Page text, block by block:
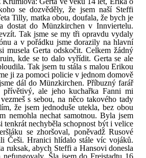
se dozvěděly, že jsem naší Steffi
Tilly, matka obou, doufala, že bych je
dostat do Münzkirchen v Innviertelu.
Tak jsme se my tři opravdu vydaly
a v pořádku jsme dorazily na hlavní
musela Gerta odskočit. Celkem žádný
kde se to dalo vyřídit. Gerta se ale
Tak jsem tu stála s malou Erikou
ji za pomoci policie v jednom domově
dál do Münzkirchen. Příbuzný farář
ale jeho kuchařka Fanni mi
s sebou, na něco takového tady
že jsem jednoduše utekla, bez obou
nemohla nechat samotnou. Byla jsem
tenkrát nechyběla schopnost být i velice
se zhoršoval, poněvadž Rusové
Češi. Hranici hlídalo stále víc vojáků.
ruksak, abych Steffi a Hansovi donesla
nefungovaly. Šla jsem do Freistadtu 16